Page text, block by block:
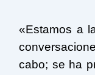
«Estamos a
cabo; se ha